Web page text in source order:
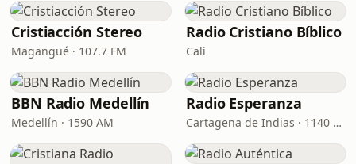
Cristiacción Stereo
Magangué · 107.7 FM
Radio Cristiano Bíblico
Cali
BBN Radio Medellín
Medellín · 1590 AM
Radio Esperanza
Cartagena de Indias · 1140 AM